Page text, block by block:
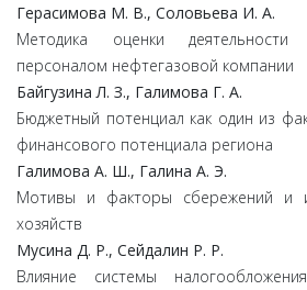
Герасимова М. В., Соловьева И. А.
Методика оценки деятельности
персоналом нефтегазовой компании
Байгузина Л. З., Галимова Г. А.
Бюджетный потенциал как один из
финансового потенциала региона
Галимова А. Ш., Галина А. Э.
Мотивы и факторы сбережений и
хозяйств
Мусина Д. Р., Сейдалин Р. Р.
Влияние системы